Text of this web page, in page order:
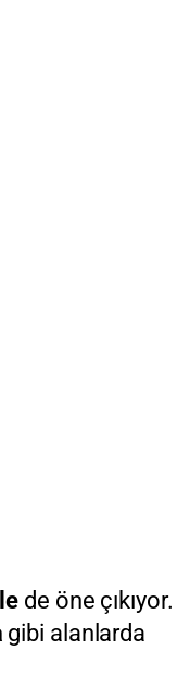
de öne çıkıyor.
gibi alanlarda